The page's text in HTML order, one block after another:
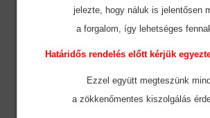
Szín:
Raktár készlet: 13
Ár: 2.855 Ft
Rendelt mennyiség:
jelezte, hogy náluk is jelentősen
a forgalom, így lehetséges
Határidős rendelés előtt kérjük
Ezzel együtt megteszünk
a zökkenőmentes kiszolgálás